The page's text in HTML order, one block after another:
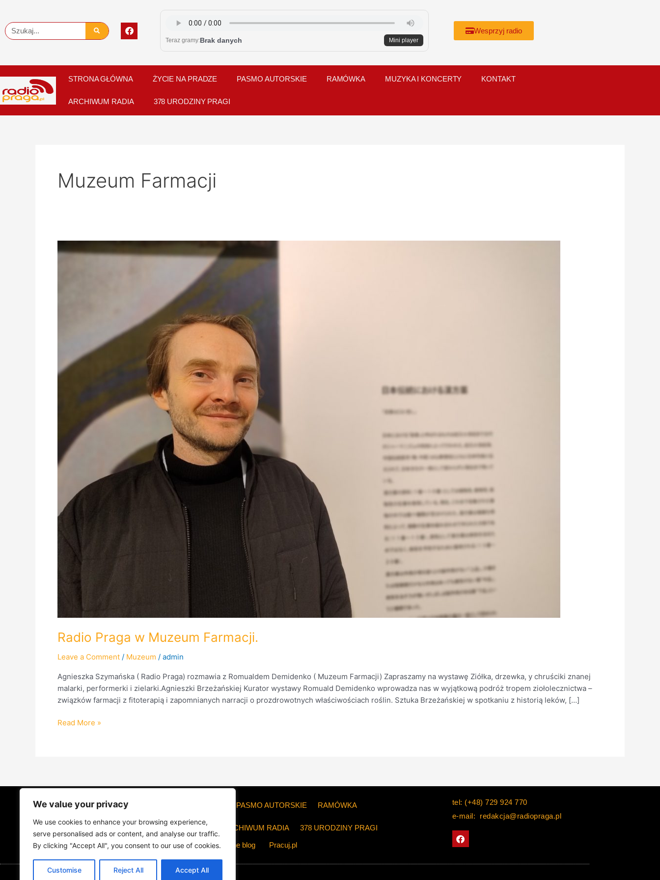
We value your privacy
We use cookies to enhance your browsing experience,
serve personalised ads or content, and analyse our traffic.
By clicking "Accept All", you consent to our use of cookies.
Customise Reject All Accept All
content
Szukaj
F
a
c
o
o
k
Teraz gramy:Brak danych Mini player
Wesprzyj radio
STRONA GŁÓWNA ŻYCIE NA PRADZE PASMO AUTORSKIE RAMÓWKA MUZYKA I KONCERTY KONTAKT
ARCHIWUM RADIA 378 URODZINY PRAGI
Muzeum Farmacji
Radio Praga w Muzeum Farmacji.
Leave a Comment / Muzeum / admin
Agnieszka Szymańska ( Radio Praga) rozmawia z Romualdem Demidenko ( Muzeum Farmacji) Zapraszamy na wystawę Ziółka, drzewka, y chruściki znanej
malarki, performerki i zielarki.Agnieszki Brzeżańskiej Kurator wystawy Romuald Demidenko wprowadza nas w wyjątkową podróż tropem ziołolecznictwa –
związków farmacji z fitoterapią i zapomnianych narracji o prozdrowotnych właściwościach roślin. Sztuka Brzeżańskiej w spotkaniu z historią leków, […]
Praga
Read More »
STRONA GŁÓWNA PASMO AUTORSKIE RAMÓWKA
MUZYKA I KONCERTY KONTAKT ARCHIWUM RADIA 378 URODZINY PRAGI
The blog Pracuj.pl
tel: (+48) 729 924 770
e-mail: redakcja@radiopraga.pl
F
a
b